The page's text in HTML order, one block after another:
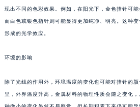
现出不同的色彩效果。例如，在阳光下，金色指针可
而白色或银色指针则可能显得更加纯净、明亮。这种
形成的光学效应。
环境的影响
除了光线的作用外，环境温度的变化也可能对指针的
里，外界温度升高，金属材料的物理性质会随之变化